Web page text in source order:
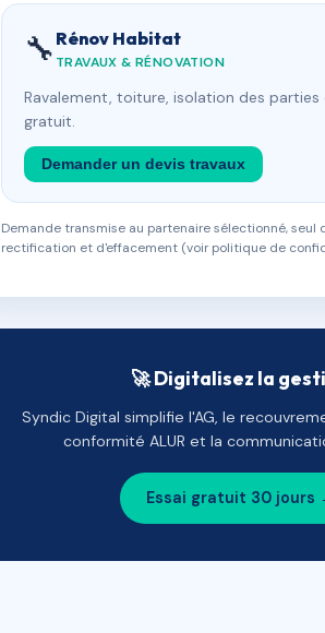
🔧 Rénov Habitat
TRAVAUX & RÉNOVATION
Ravalement, toiture, isolation des parties
gratuit.
Demander un devis travaux
Demande transmise au partenaire sélectionné,
rectification et d'effacement (voir politique de
🚀 Digitalisez la
Syndic Digital simplifie l'AG, le
conformité ALUR et la
Essai gratuit 30 jours